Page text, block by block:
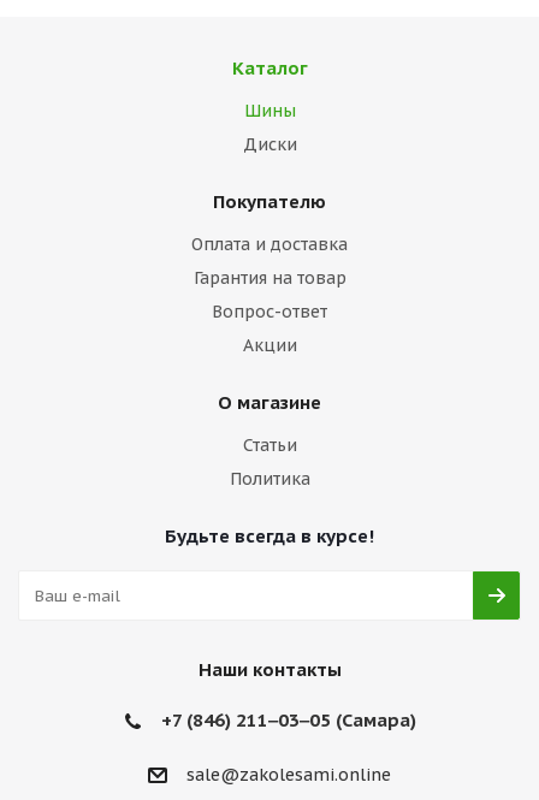
Каталог
Шины
Диски
Покупателю
Оплата и доставка
Гарантия на товар
Вопрос-ответ
Акции
О магазине
Статьи
Политика
Будьте всегда в курсе!
Наши контакты
+7 (846) 211‒03‒05 (Самара)
sale@zakolesami.online